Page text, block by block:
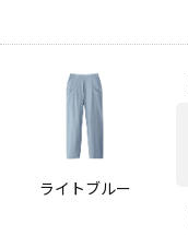
ライトブルー